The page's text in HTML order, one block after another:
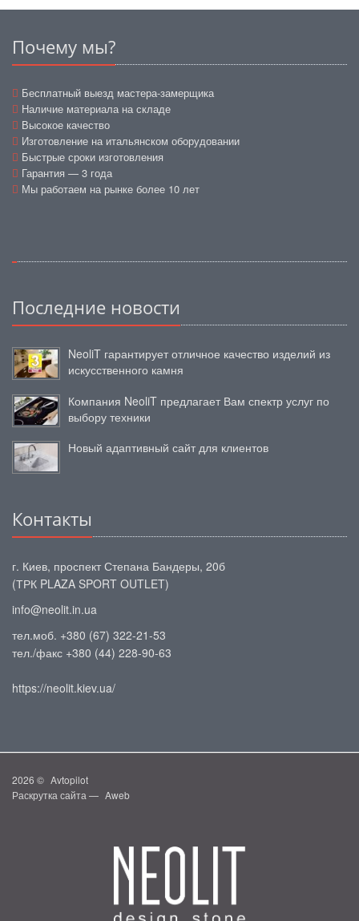
Почему мы?
Бесплатный выезд мастера-замерщика
Наличие материала на складе
Высокое качество
Изготовление на итальянском оборудовании
Быстрые сроки изготовления
Гарантия — 3 года
Мы работаем на рынке более 10 лет
Последние новости
NeoliT гарантирует отличное качество изделий из
искусственного камня
Компания NeoliT предлагает Вам спектр услуг по
выбору техники
Новый адаптивный сайт для клиентов
Контакты
г. Киев, проспект Степана Бандеры, 20б
(ТРК PLAZA SPORT OUTLET)
info@neolit.in.ua
тел.моб. +380 (67) 322-21-53
тел./факс +380 (44) 228-90-63
https://neolit.kiev.ua/
2026 © Avtopilot
Раскрутка сайта — Aweb